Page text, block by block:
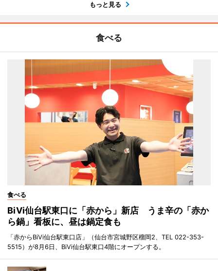
もっと見る
食べる
食べる
BiVi仙台駅東口に「赤から」新店 うま辛の「赤か
ら鍋」看板に、昼は鍋定食も
「赤からBiVi仙台駅東口店」（仙台市宮城野区榴岡2、TEL 022-353-
5515）が8月6日、BiVi仙台駅東口4階にオープンする。